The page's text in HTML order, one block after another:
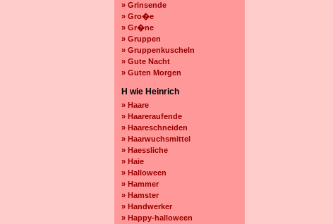
» Grinsende
» Gro�e
» Gr�ne
» Gruppen
» Gruppenkuscheln
» Gute Nacht
» Guten Morgen
H wie Heinrich
» Haare
» Haareraufende
» Haareschneiden
» Haarwuchsmittel
» Haessliche
» Haie
» Halloween
» Hammer
» Hamster
» Handwerker
» Happy-halloween